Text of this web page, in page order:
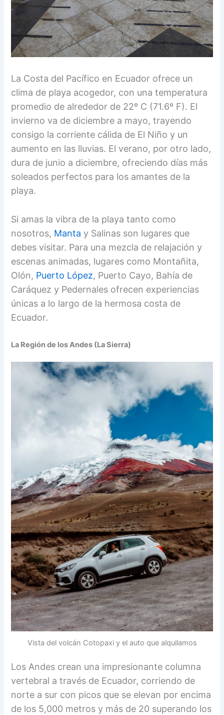
La Costa del Pacífico en Ecuador ofrece un
clima de playa acogedor, con una temperatura
promedio de alrededor de 22º C (71.6º F). El
invierno va de diciembre a mayo, trayendo
consigo la corriente cálida de El Niño y un
aumento en las lluvias. El verano, por otro lado,
dura de junio a diciembre, ofreciendo días más
soleados perfectos para los amantes de la
playa.
Si amas la vibra de la playa tanto como
nosotros, Manta y Salinas son lugares que
debes visitar. Para una mezcla de relajación y
escenas animadas, lugares como Montañita,
Olón, Puerto López, Puerto Cayo, Bahía de
Caráquez y Pedernales ofrecen experiencias
únicas a lo largo de la hermosa costa de
Ecuador.
La Región de los Andes (La Sierra)
Vista del volcán Cotopaxi y el auto que alquilamos
Los Andes crean una impresionante columna
vertebral a través de Ecuador, corriendo de
norte a sur con picos que se elevan por encima
de los 5,000 metros y más de 20 superando los